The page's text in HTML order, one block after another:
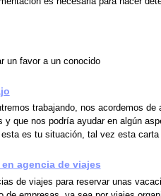
un favor a un conocido
trabajando, nos acordemos de
que nos podría ayudar en algún
es tu situación, tal vez esta carta
agencia de viajes
de viajes para reservar unas